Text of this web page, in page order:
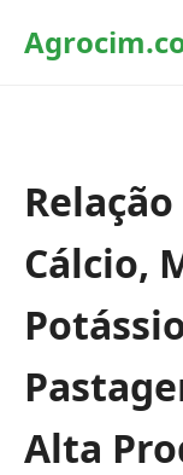
Cálcio,
Alta